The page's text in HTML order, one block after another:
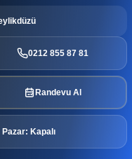
0212 855 87 81
Randevu Al
Kapalı